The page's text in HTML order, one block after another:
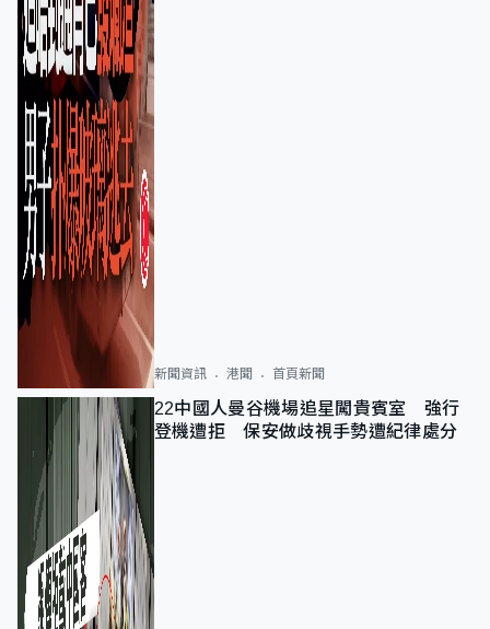
新聞資訊 港聞 首頁新聞
22中國人曼谷機場追星闖貴賓室 強行
登機遭拒 保安做歧視手勢遭紀律處分